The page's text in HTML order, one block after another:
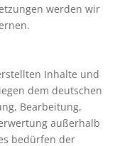
werden wir
Inhalte und
dem deutschen
Bearbeitung,
außerhalb
bedürfen der